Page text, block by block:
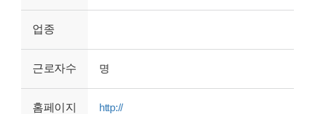
업종
근로자수 명
홈페이지 http://